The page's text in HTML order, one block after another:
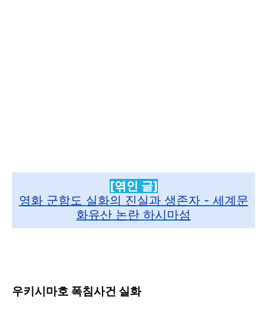
[엮인 글]
영화 군함도 실화의 진실과 생존자 - 세계문
화유산 논란 하시마섬
우키시마호 폭침사건 실화